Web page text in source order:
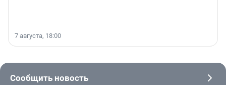
7 августа, 18:00
Сообщить новость